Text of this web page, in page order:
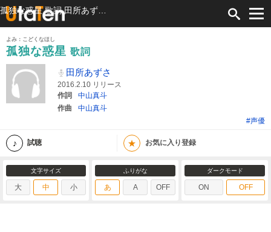
よみ：こどくなほし
孤独な惑星 歌詞
田所あずさ
2016.2.10 リリース
作詞
中山真斗
作曲
中山真斗
#声優
試聴 ★ お気に入り登録
文字サイズ
大 中 小
ふりがな
あ A OFF
ダークモード
ON OFF